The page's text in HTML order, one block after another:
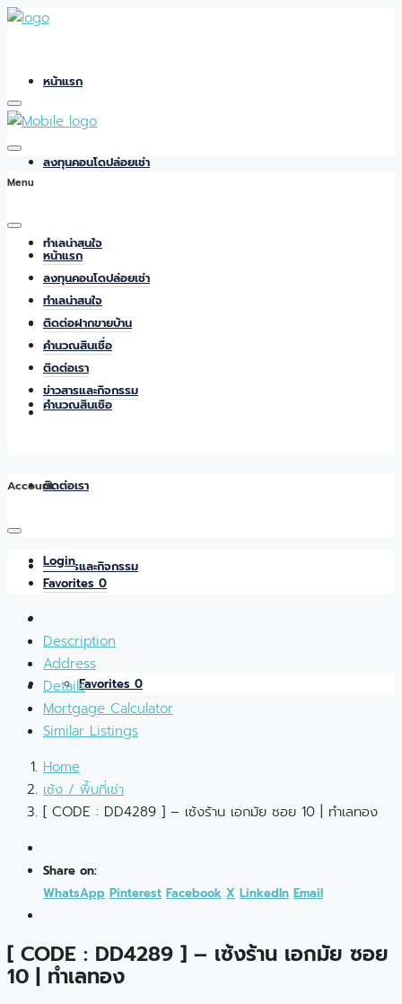
หน้าแรก
ลงทุนคอนโดปล่อยเช่า
ทำเลน่าสนใจ
ติดต่อฝากขายบ้าน
คำนวณสินเชื่อ
ติดต่อเรา
ข่าวสารและกิจกรรม
Favorites 0
Menu
หน้าแรก
ลงทุนคอนโดปล่อยเช่า
ทำเลน่าสนใจ
ติดต่อฝากขายบ้าน
คำนวณสินเชื่อ
ติดต่อเรา
ข่าวสารและกิจกรรม
Account
Login
Favorites 0
Description
Address
Details
Mortgage Calculator
Similar Listings
Home
เซ้ง / พื้นที่เช่า
[ CODE : DD4289 ] – เซ้งร้าน เอกมัย ซอย 10 | ทำเลทอง
Share on:
WhatsApp Pinterest Facebook X LinkedIn Email
[ CODE : DD4289 ] – เซ้งร้าน เอกมัย ซอย
10 | ทำเลทอง